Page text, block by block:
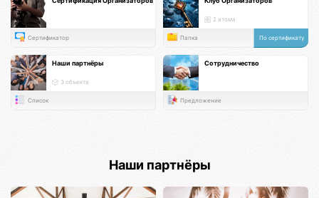
Сертификатор
2 атома
Папка По сертификату
Наши партнёры
3 объекта
Список
Сотрудничество
Предложение
Наши партнёры